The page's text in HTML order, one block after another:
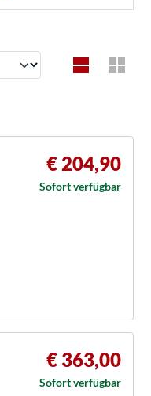
€ 204,90
Sofort verfügbar
€ 363,00
Sofort verfügbar